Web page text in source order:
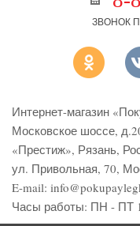
ЗВОНОК
Интернет-магазин
Московское шоссе,
«Престиж», Рязань,
ул. Привольная, 70,
E-mail:
Часы работы: ПН - ПТ